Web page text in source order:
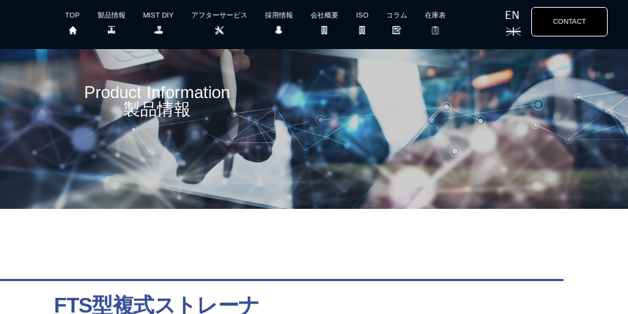
TOP 製品情報 MIST DIY アフターサービス 採用情報 会社概要 ISO コラム
在庫表
CONTACT
Product Information
製品情報
FTS型複式ストレーナ